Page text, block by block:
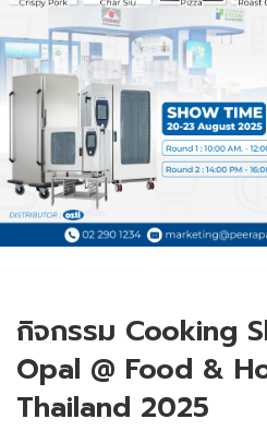
Laundry
Household
Information for
Annual
56-1
AGM
Financial
Corporate
Corporate
Code of
ESGNews
News
ESG Activities
Whistleblowing
กิจกรรม Cooking
Opal @ Food &
Thailand 2025